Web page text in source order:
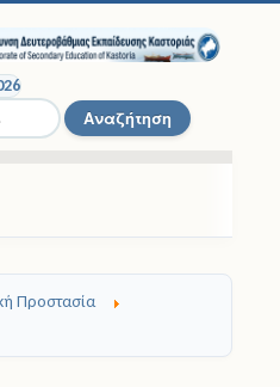
Αναζήτηση
Προστασία